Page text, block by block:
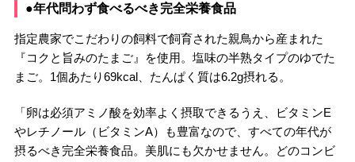
●年代問わず食べるべき完全栄養食品
指定農家でこだわりの飼料で飼育された親鳥から産まれた
『コクと旨みのたまご』を使用。塩味の半熟タイプのゆでた
まご。1個あたり69kcal、たんぱく質は6.2g摂れる。
「卵は必須アミノ酸を効率よく摂取できるうえ、ビタミンE
やレチノール（ビタミンA）も豊富なので、すべての年代が
摂るべき完全栄養食品。美肌にも欠かせません。どのコンビ